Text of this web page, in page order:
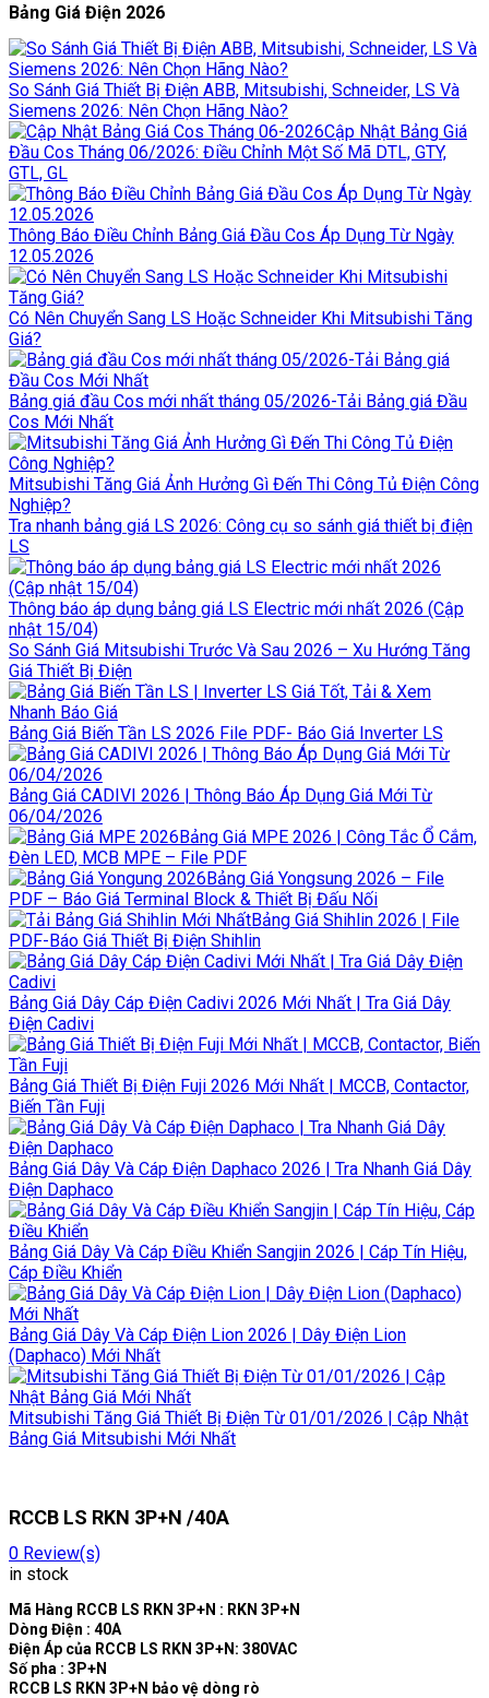
Bảng Giá Điện 2026
So Sánh Giá Thiết Bị Điện ABB, Mitsubishi, Schneider, LS Và
Siemens 2026: Nên Chọn Hãng Nào?
Cập Nhật Bảng Giá
Đầu Cos Tháng 06/2026: Điều Chỉnh Một Số Mã DTL, GTY,
GTL, GL
Thông Báo Điều Chỉnh Bảng Giá Đầu Cos Áp Dụng Từ Ngày
12.05.2026
Có Nên Chuyển Sang LS Hoặc Schneider Khi Mitsubishi Tăng
Giá?
Bảng giá đầu Cos mới nhất tháng 05/2026-Tải Bảng giá Đầu
Cos Mới Nhất
Mitsubishi Tăng Giá Ảnh Hưởng Gì Đến Thi Công Tủ Điện Công
Nghiệp?
Tra nhanh bảng giá LS 2026: Công cụ so sánh giá thiết bị điện
LS
Thông báo áp dụng bảng giá LS Electric mới nhất 2026 (Cập
nhật 15/04)
So Sánh Giá Mitsubishi Trước Và Sau 2026 – Xu Hướng Tăng
Giá Thiết Bị Điện
Bảng Giá Biến Tần LS 2026 File PDF- Báo Giá Inverter LS
Bảng Giá CADIVI 2026 | Thông Báo Áp Dụng Giá Mới Từ
06/04/2026
Bảng Giá MPE 2026 | Công Tắc Ổ Cắm,
Đèn LED, MCB MPE – File PDF
Bảng Giá Yongsung 2026 – File
PDF – Báo Giá Terminal Block & Thiết Bị Đấu Nối
Bảng Giá Shihlin 2026 | File
PDF-Báo Giá Thiết Bị Điện Shihlin
Bảng Giá Dây Cáp Điện Cadivi 2026 Mới Nhất | Tra Giá Dây
Điện Cadivi
Bảng Giá Thiết Bị Điện Fuji 2026 Mới Nhất | MCCB, Contactor,
Biến Tần Fuji
Bảng Giá Dây Và Cáp Điện Daphaco 2026 | Tra Nhanh Giá Dây
Điện Daphaco
Bảng Giá Dây Và Cáp Điều Khiển Sangjin 2026 | Cáp Tín Hiệu,
Cáp Điều Khiển
Bảng Giá Dây Và Cáp Điện Lion 2026 | Dây Điện Lion
(Daphaco) Mới Nhất
Mitsubishi Tăng Giá Thiết Bị Điện Từ 01/01/2026 | Cập Nhật
Bảng Giá Mitsubishi Mới Nhất
RCCB LS RKN 3P+N /40A
0 Review(s)
in stock
Mã Hàng RCCB LS RKN 3P+N : RKN 3P+N
Dòng Điện : 40A
Điện Áp của RCCB LS RKN 3P+N: 380VAC
Số pha : 3P+N
RCCB LS RKN 3P+N bảo vệ dòng rò